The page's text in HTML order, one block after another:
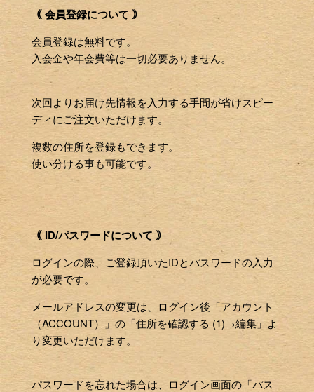
｟ 会員登録について ｠
会員登録は無料です。
入会金や年会費等は一切必要ありません。
次回よりお届け先情報を入力する手間が省けスピー
ディにご注文いただけます。
複数の住所を登録もできます。
使い分ける事も可能です。
｟ ID/パスワードについて ｠
ログインの際、ご登録頂いたIDとパスワードの入力
が必要です。
メールアドレスの変更は、ログイン後「アカウント
（ACCOUNT）」の「住所を確認する (1)→編集」よ
り変更いただけます。
パスワードを忘れた場合は、ログイン画面の「パス